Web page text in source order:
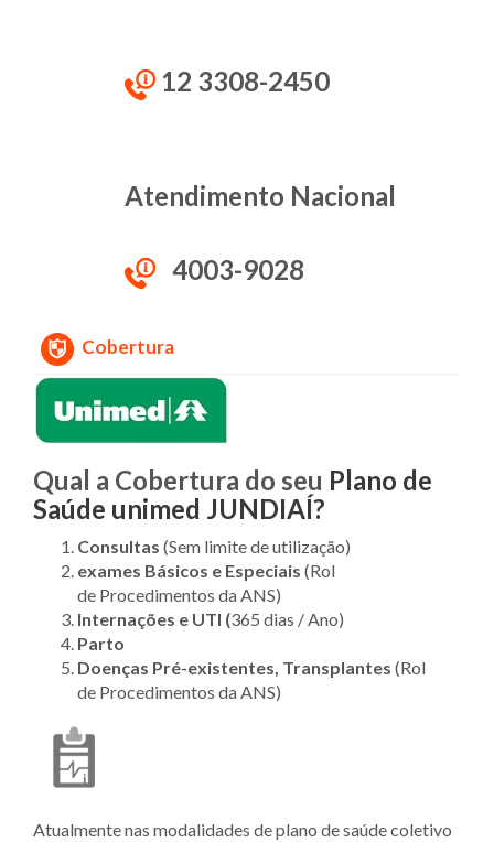
12 3308-2450
Atendimento Nacional
4003-9028
Cobertura
Qual a Cobertura do seu Plano de
Saúde unimed JUNDIAÍ?
Consultas (Sem limite de utilização)
exames Básicos e Especiais (Rol
de Procedimentos da ANS)
Internações e UTI (365 dias / Ano)
Parto
Doenças Pré-existentes, Transplantes (Rol
de Procedimentos da ANS)
Atualmente nas modalidades de plano de saúde coletivo